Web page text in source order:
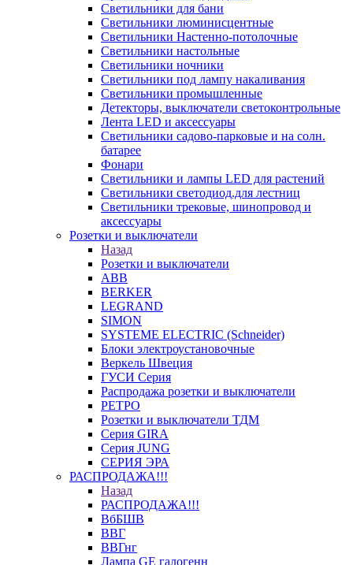
Светильники для бани
Светильники люминисцентные
Светильники Настенно-потолочные
Светильники настольные
Светильники ночники
Светильники под лампу накаливания
Светильники промышленные
Детекторы, выключатели светоконтрольные
Лента LED и аксессуары
Светильники садово-парковые и на солн.
батарее
Фонари
Светильники и лампы LED для растений
Светильники светодиод.для лестниц
Светильники трековые, шинопровод и
аксессуары
Розетки и выключатели
Назад
Розетки и выключатели
ABB
BERKER
LEGRAND
SIMON
SYSTEME ELECTRIC (Schneider)
Блоки электроустановочные
Веркель Швеция
ГУСИ Серия
Распродажа розетки и выключатели
РЕТРО
Розетки и выключатели ТДМ
Серия GIRA
Серия JUNG
СЕРИЯ ЭРА
РАСПРОДАЖА!!!
Назад
РАСПРОДАЖА!!!
ВбБШВ
ВВГ
ВВГнг
Лампа GE галогенн